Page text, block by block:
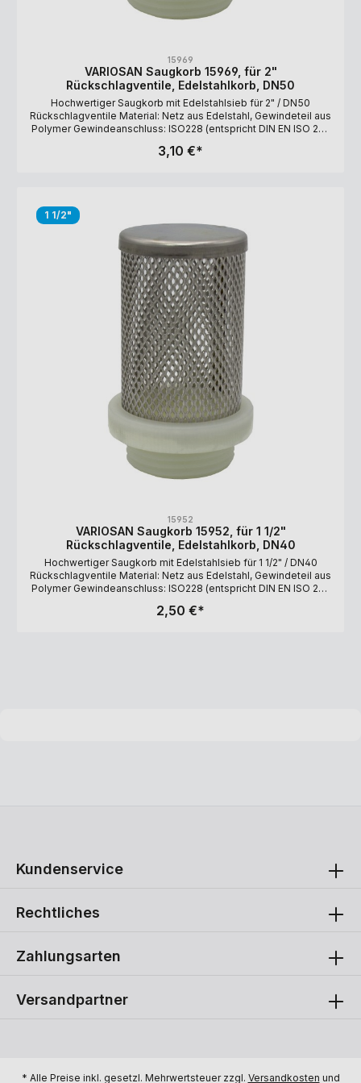
15969
VARIOSAN Saugkorb 15969, für 2"
Rückschlagventile, Edelstahlkorb, DN50
Hochwertiger Saugkorb mit Edelstahlsieb für 2" / DN50
Rückschlagventile Material: Netz aus Edelstahl, Gewindeteil aus
Polymer Gewindeanschluss: ISO228 (entspricht DIN EN ISO 228
3,10 €*
1 1/2"
15952
VARIOSAN Saugkorb 15952, für 1 1/2"
Rückschlagventile, Edelstahlkorb, DN40
Hochwertiger Saugkorb mit Edelstahlsieb für 1 1/2" / DN40
Rückschlagventile Material: Netz aus Edelstahl, Gewindeteil aus
Polymer Gewindeanschluss: ISO228 (entspricht DIN EN ISO 228
2,50 €*
Zahlungsarten
Versandpartner
Kundenservice
Rechtliches
* Alle Preise inkl. gesetzl. Mehrwertsteuer zzgl. Versandkosten und